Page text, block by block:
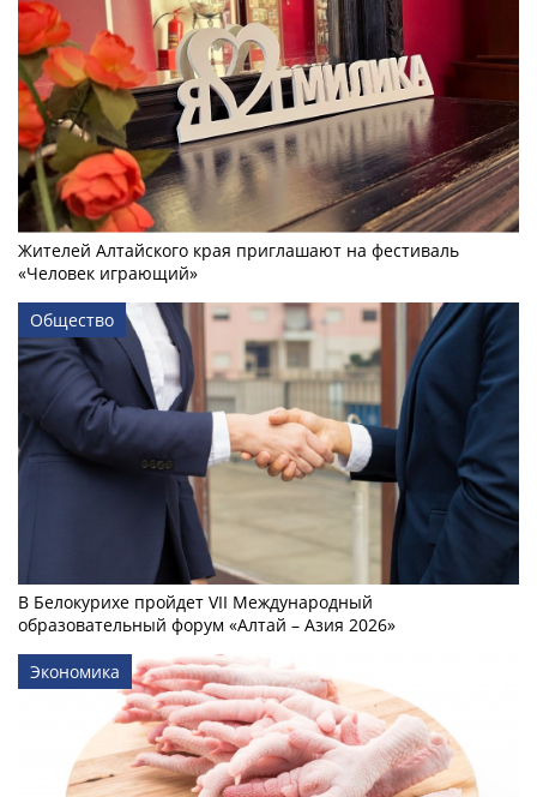
Жителей Алтайского края приглашают на фестиваль
«Человек играющий»
Общество
В Белокурихе пройдет VII Международный
образовательный форум «Алтай – Азия 2026»
Экономика